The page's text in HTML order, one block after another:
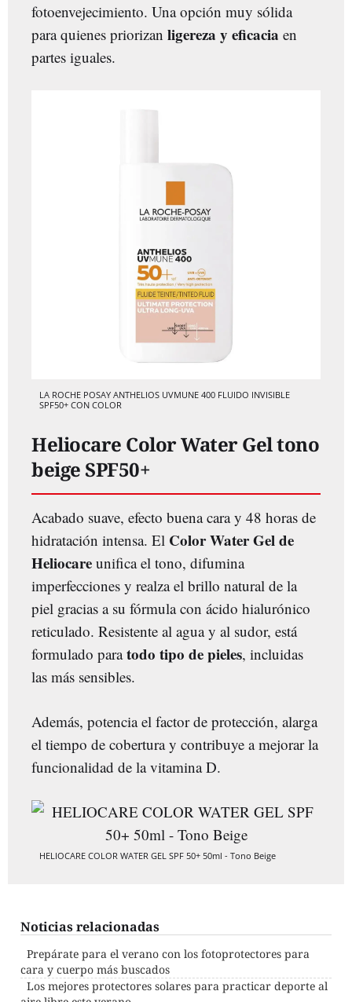
fotoenvejecimiento. Una opción muy sólida
para quienes priorizan ligereza y eficacia en
partes iguales.
LA ROCHE POSAY ANTHELIOS UVMUNE 400 FLUIDO INVISIBLE
SPF50+ CON COLOR
Heliocare Color Water Gel tono
beige SPF50+
Acabado suave, efecto buena cara y 48 horas de
hidratación intensa. El Color Water Gel de
Heliocare unifica el tono, difumina
imperfecciones y realza el brillo natural de la
piel gracias a su fórmula con ácido hialurónico
reticulado. Resistente al agua y al sudor, está
formulado paratodo tipo de pieles, incluidas
las más sensibles.
Además, potencia el factor de protección, alarga
el tiempo de cobertura y contribuye a mejorar la
funcionalidad de la vitamina D.
HELIOCARE COLOR WATER GEL SPF 50+ 50ml - Tono Beige
Noticias relacionadas
Prepárate para el verano con los fotoprotectores para
cara y cuerpo más buscados
Los mejores protectores solares para practicar deporte al